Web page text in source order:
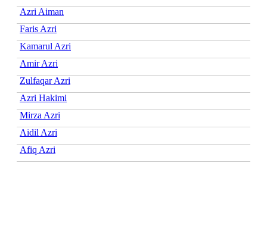
Azri Aiman
Faris Azri
Kamarul Azri
Amir Azri
Zulfaqar Azri
Azri Hakimi
Mirza Azri
Aidil Azri
Afiq Azri